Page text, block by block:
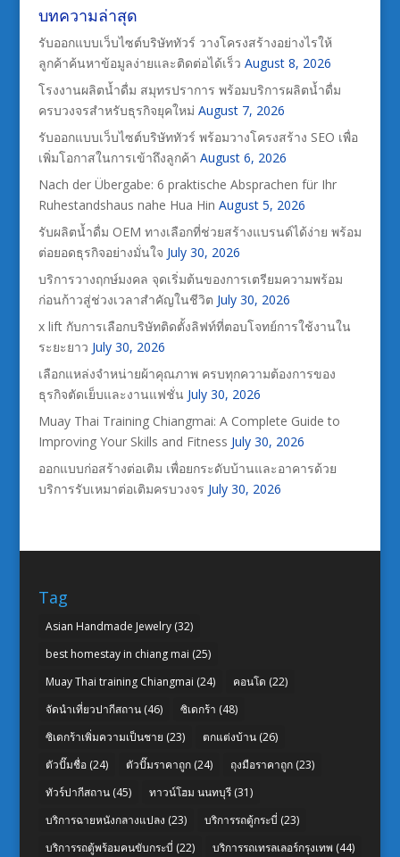
บทความล่าสุด
รับออกแบบเว็บไซต์บริษัททัวร์ วางโครงสร้างอย่างไรให้
ลูกค้าค้นหาข้อมูลง่ายและติดต่อได้เร็ว August 8, 2026
โรงงานผลิตน้ำดื่ม สมุทรปราการ พร้อมบริการผลิตน้ำดื่ม
ครบวงจรสำหรับธุรกิจยุคใหม่ August 7, 2026
รับออกแบบเว็บไซต์บริษัททัวร์ พร้อมวางโครงสร้าง SEO เพื่อ
เพิ่มโอกาสในการเข้าถึงลูกค้า August 6, 2026
Nach der Übergabe: 6 praktische Absprachen für Ihr
Ruhestandshaus nahe Hua Hin August 5, 2026
รับผลิตน้ำดื่ม OEM ทางเลือกที่ช่วยสร้างแบรนด์ได้ง่าย พร้อม
ต่อยอดธุรกิจอย่างมั่นใจ July 30, 2026
บริการวางฤกษ์มงคล จุดเริ่มต้นของการเตรียมความพร้อม
ก่อนก้าวสู่ช่วงเวลาสำคัญในชีวิต July 30, 2026
x lift กับการเลือกบริษัทติดตั้งลิฟท์ที่ตอบโจทย์การใช้งานใน
ระยะยาว July 30, 2026
เลือกแหล่งจำหน่ายผ้าคุณภาพ ครบทุกความต้องการของ
ธุรกิจตัดเย็บและงานแฟชั่น July 30, 2026
Muay Thai Training Chiangmai: A Complete Guide to
Improving Your Skills and Fitness July 30, 2026
ออกแบบก่อสร้างต่อเติม เพื่อยกระดับบ้านและอาคารด้วย
บริการรับเหมาต่อเติมครบวงจร July 30, 2026
Tag
Asian Handmade Jewelry(32)
best homestay in chiang mai (25)
Muay Thai training Chiangmai (24) คอนโด (22)
จัดนำเที่ยวปากีสถาน(46) ซิเดกร้า (48)
ซิเดกร้าเพิ่มความเป็นชาย (23) ตกแต่งบ้าน(26)
ตัวปั๊มชื่อ(24) ตัวปั๊มราคาถูก(24) ถุงมือราคาถูก(23)
ทัวร์ปากีสถาน(45) ทาวน์โฮม นนทบุรี(31)
บริการฉายหนังกลางแปลง (23) บริการรถตู้กระบี่ (23)
บริการรถตู้พร้อมคนขับกระบี่ (22) บริการรถเทรลเลอร์กรุงเทพ (44)